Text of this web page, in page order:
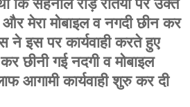
कि सहनाल रोड़ रतिया पर उक्त
मेरा मोबाइल व नगदी छीन कर
ने इस पर कार्यवाही करते हुए
कर छीनी गई नदगी व मोबाइल
आगामी कार्यवाही शुरु कर दी